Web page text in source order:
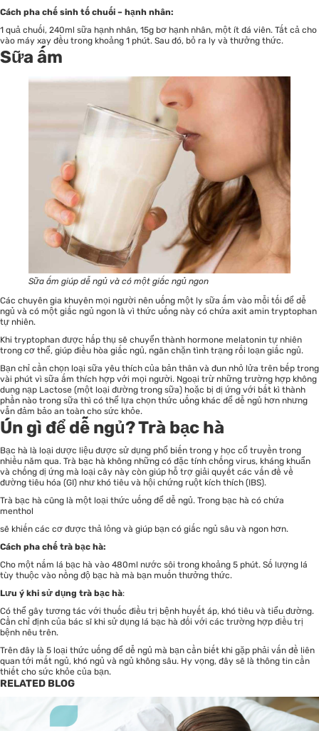
Cách pha chế sinh tố chuối – hạnh nhân:
1 quả chuối, 240ml sữa hạnh nhân, 15g bơ hạnh nhân, một ít đá viên. Tất cả cho
vào máy xay đều trong khoảng 1 phút. Sau đó, bỏ ra ly và thưởng thức.
Sữa ấm
Sữa ấm giúp dễ ngủ và có một giấc ngủ ngon
Các chuyên gia khuyên mọi người nên uống một ly sữa ấm vào mỗi tối để dễ
ngủ và có một giấc ngủ ngon là vì thức uống này có chứa axit amin tryptophan
tự nhiên.
Khi tryptophan được hấp thụ sẽ chuyển thành hormone melatonin tự nhiên
trong cơ thể, giúp điều hòa giấc ngủ, ngăn chặn tình trạng rối loạn giấc ngủ.
Bạn chỉ cần chọn loại sữa yêu thích của bản thân và đun nhỏ lửa trên bếp trong
vài phút vì sữa ấm thích hợp với mọi người. Ngoại trừ những trường hợp không
dung nạp Lactose (một loại đường trong sữa) hoặc bị dị ứng với bất kì thành
phần nào trong sữa thì có thể lựa chọn thức uống khác để dễ ngủ hơn nhưng
vẫn đảm bảo an toàn cho sức khỏe.
Ún gì để dễ ngủ? Trà bạc hà
Bạc hà là loại dược liệu được sử dụng phổ biến trong y học cổ truyền trong
nhiều năm qua. Trà bạc hà không những có đặc tính chống virus, kháng khuẩn
và chống dị ứng mà loại cây này còn giúp hỗ trợ giải quyết các vấn đề về
đường tiêu hóa (GI) như khó tiêu và hội chứng ruột kích thích (IBS).
Trà bạc hà cũng là một loại thức uống để dễ ngủ. Trong bạc hà có chứa
menthol
sẽ khiến các cơ được thả lỏng và giúp bạn có giấc ngủ sâu và ngon hơn.
Cách pha chế trà bạc hà:
Cho một nắm lá bạc hà vào 480ml nước sôi trong khoảng 5 phút. Số lượng lá
tùy thuộc vào nồng độ bạc hà mà bạn muốn thưởng thức.
Lưu ý khi sử dụng trà bạc hà:
Có thể gây tương tác với thuốc điều trị bệnh huyết áp, khó tiêu và tiểu đường.
Cần chỉ định của bác sĩ khi sử dụng lá bạc hà đối với các trường hợp điều trị
bệnh nêu trên.
Trên đây là 5 loại thức uống để dễ ngủ mà bạn cần biết khi gặp phải vấn đề liên
quan tới mất ngủ, khó ngủ và ngủ không sâu. Hy vọng, đây sẽ là thông tin cần
thiết cho sức khỏe của bạn.
RELATED BLOG